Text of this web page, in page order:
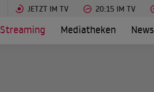
JETZT IM TV 20:15 IM TV
Streaming Mediatheken News